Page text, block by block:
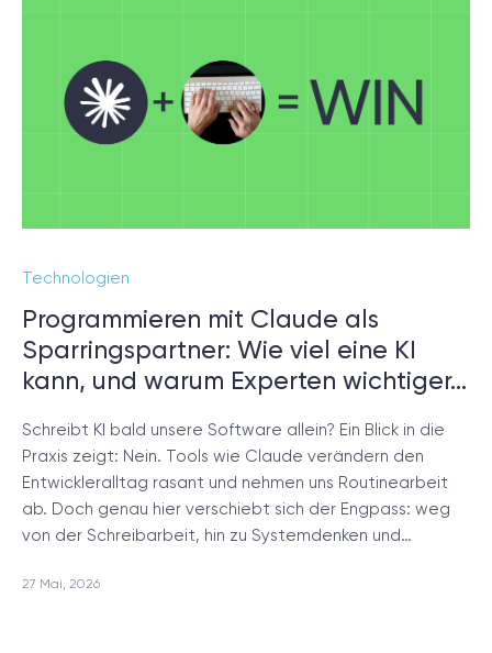
Technologien
Programmieren mit Claude als
Sparringspartner: Wie viel eine KI
kann, und warum Experten wichtiger…
Schreibt KI bald unsere Software allein? Ein Blick in die
Praxis zeigt: Nein. Tools wie Claude verändern den
Entwickleralltag rasant und nehmen uns Routinearbeit
ab. Doch genau hier verschiebt sich der Engpass: weg
von der Schreibarbeit, hin zu Systemdenken und…
27 Mai, 2026